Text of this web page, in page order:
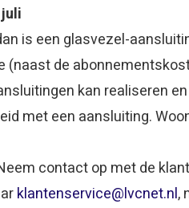
is een glasvezel-
(naast de
kan realiseren
met een aansluiting.
contact op met de
klantenservice@lvcnet.nl,